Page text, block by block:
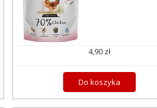
4,90 zł
Do koszyka